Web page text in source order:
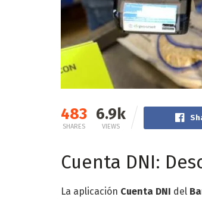
483
SHARES
6.9k
VIEWS
Cuenta DNI:
La aplicación Cuenta DNI del